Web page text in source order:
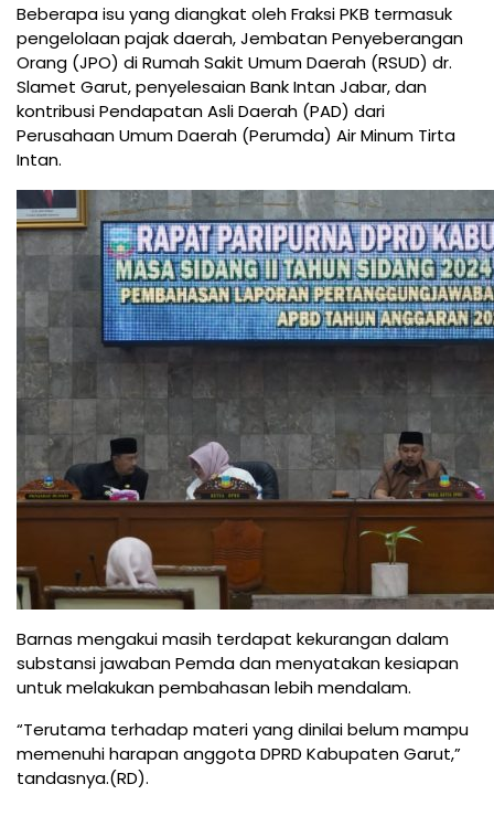
Beberapa isu yang diangkat oleh Fraksi PKB termasuk
pengelolaan pajak daerah, Jembatan Penyeberangan
Orang (JPO) di Rumah Sakit Umum Daerah (RSUD) dr.
Slamet Garut, penyelesaian Bank Intan Jabar, dan
kontribusi Pendapatan Asli Daerah (PAD) dari
Perusahaan Umum Daerah (Perumda) Air Minum Tirta
Intan.
Barnas mengakui masih terdapat kekurangan dalam
substansi jawaban Pemda dan menyatakan kesiapan
untuk melakukan pembahasan lebih mendalam.
“Terutama terhadap materi yang dinilai belum mampu
memenuhi harapan anggota DPRD Kabupaten Garut,”
tandasnya.(RD).